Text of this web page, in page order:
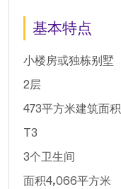
基本特点
小楼房或独栋别墅
2层
473平方米建筑面积
T3
3个卫生间
面积4,066平方米